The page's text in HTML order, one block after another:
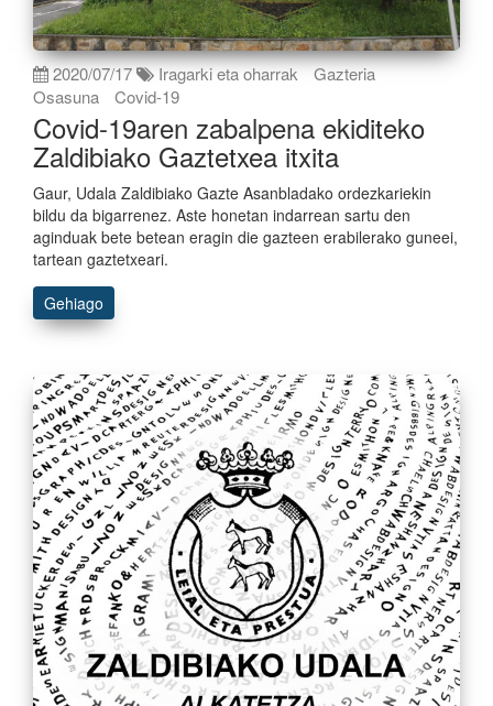
2020/07/17 Iragarki eta oharrak
Gazteria
Osasuna
Covid-19
Covid-19aren zabalpena ekiditeko
Zaldibiako Gaztetxea itxita
Gaur, Udala Zaldibiako Gazte Asanbladako ordezkariekin
bildu da bigarrenez. Aste honetan indarrean sartu den
aginduak bete betean eragin die gazteen erabilerako guneei,
tartean gaztetxeari.
Gehiago